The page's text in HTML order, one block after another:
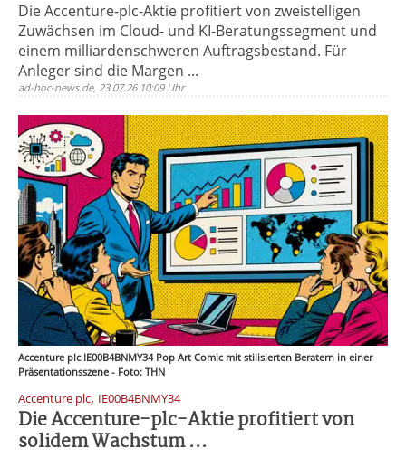
Die Accenture-plc-Aktie profitiert von zweistelligen
Zuwächsen im Cloud- und KI-Beratungssegment und
einem milliardenschweren Auftragsbestand. Für
Anleger sind die Margen ...
ad-hoc-news.de, 23.07.26 10:09 Uhr
Accenture plc IE00B4BNMY34 Pop Art Comic mit stilisierten Beratern in einer
Präsentationsszene - Foto: THN
Accenture plc, IE00B4BNMY34
Die Accenture-plc-Aktie profitiert von
solidem Wachstum ...